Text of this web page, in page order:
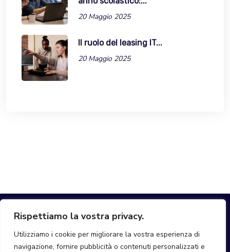
Rispettiamo la vostra privacy.
Utilizziamo i cookie per migliorare la vostra esperienza di
navigazione, fornire pubblicità o contenuti personalizzati e
20 Maggio 2025
Il ruolo del leasing IT...
20 Maggio 2025